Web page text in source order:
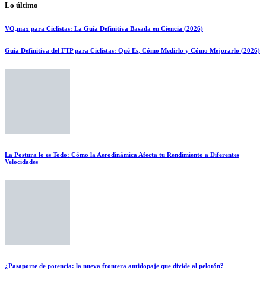
Lo último
VO₂max para Ciclistas: La Guía Definitiva Basada en Ciencia (2026)
Guía Definitiva del FTP para Ciclistas: Qué Es, Cómo Medirlo y Cómo Mejorarlo (2026)
La Postura lo es Todo: Cómo la Aerodinámica Afecta tu Rendimiento a Diferentes
Velocidades
¿Pasaporte de potencia: la nueva frontera antidopaje que divide al pelotón?